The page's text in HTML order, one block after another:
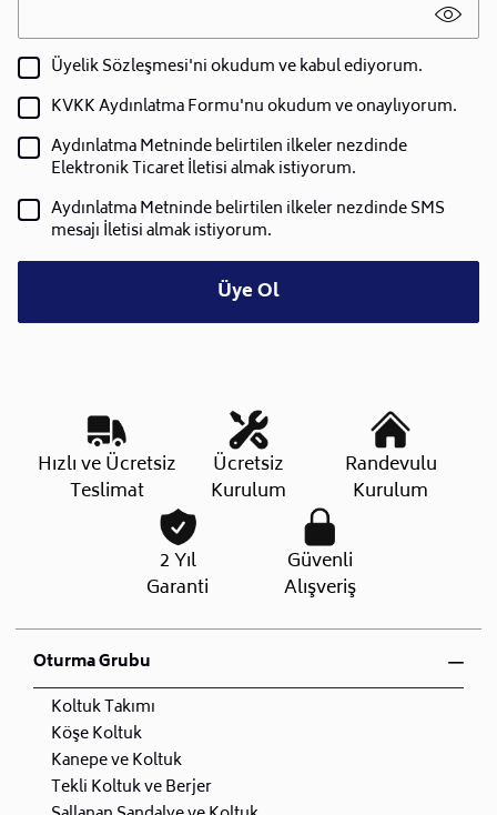
Üyelik Sözleşmesi'ni okudum ve kabul ediyorum.
KVKK Aydınlatma Formu'nu okudum ve onaylıyorum.
Aydınlatma Metninde belirtilen ilkeler nezdinde
Elektronik Ticaret İletisi almak istiyorum.
Aydınlatma Metninde belirtilen ilkeler nezdinde SMS
mesajı İletisi almak istiyorum.
Üye Ol
Hızlı ve Ücretsiz
Teslimat
Ücretsiz
Kurulum
Randevulu
Kurulum
2 Yıl
Garanti
Güvenli
Alışveriş
Oturma Grubu
Koltuk Takımı
Köşe Koltuk
Kanepe ve Koltuk
Tekli Koltuk ve Berjer